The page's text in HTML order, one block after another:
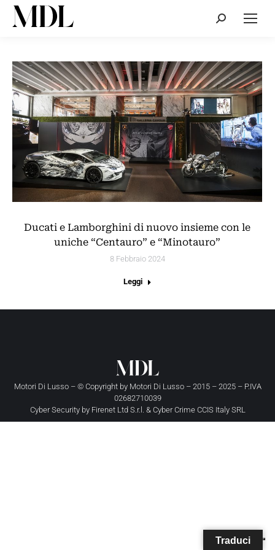
Cerca:
Ducati e Lamborghini di nuovo insieme con le
uniche “Centauro” e “Minotauro”
8 Febbraio 2024
Leggi
Motori Di Lusso – © Copyright by Motori Di Lusso– 2015 – 2025 – P.IVA
02682710039
Cyber Security by Firenet Ltd S.r.l. & Cyber Crime CCIS Italy SRL
Traduci